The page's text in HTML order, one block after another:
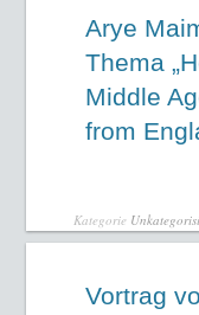
Arye
Thema
Middle
from
Kategorie
Vortrag